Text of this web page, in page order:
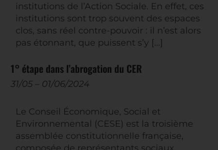
institutions de l’Action Sociale. En effet, ces
institutions sont trop souvent des espaces
clos, sans réel contre-pouvoir : il n’est alors
pas étonnant, que puissent s’y […]
1° étape dans l’abrogation du CER
31/05 01/06/2024
Le Conseil Économique, Social et
Environnemental (CESE) est la troisième
assemblée constitutionnelle française,